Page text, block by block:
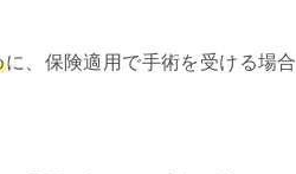
に、保険適用で手術を受ける場合